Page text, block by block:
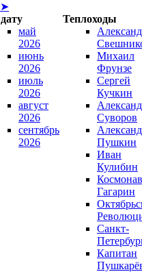
➤
Теплоходы
май
2026
июнь
2026
июль
2026
август
2026
сентябрь
2026
Михаил
Фрунзе
Сергей
Кучкин
Суворов
Пушкин
Иван
Кулибин
Гагарин
Санкт-
Капитан